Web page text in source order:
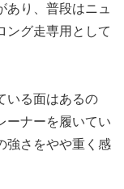
あり、普段はニュ
ング走専用として
いる面はあるの
ーナーを履いてい
強さをやや重く感